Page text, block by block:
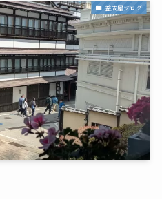
益成屋ブログ